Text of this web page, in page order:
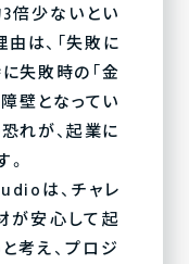
倍少ないとい
は、「失敗に
失敗時の「金
壁となってい
れが、起業に
は、チャレ
が安心して起
考え、プロジ